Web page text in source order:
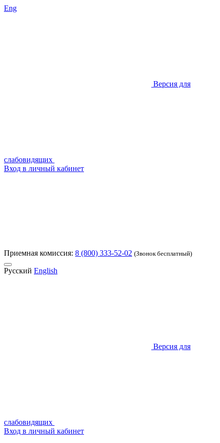
Eng
Версия для
слабовидящих
Вход в личный кабинет
Приемная комиссия: 8 (800) 333-52-02 (Звонок бесплатный)
Русский English
Версия для
слабовидящих
Вход в личный кабинет